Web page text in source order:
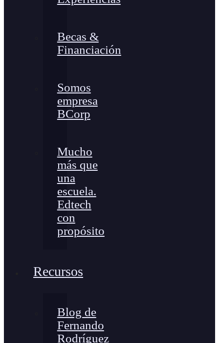
Becas &
Financiación
Somos
empresa
BCorp
Mucho
más que
una
escuela.
Edtech
con
propósito
Recursos
Blog de
Fernando
Rodríguez